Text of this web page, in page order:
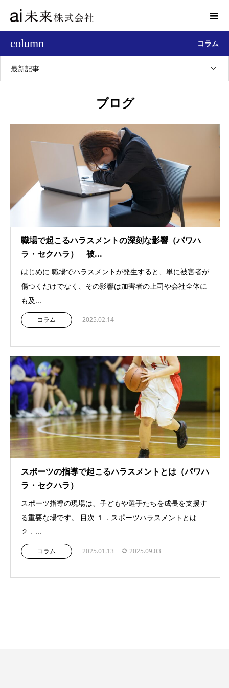
column コラム
最新記事
ブログ
職場で起こるハラスメントの深刻な影響（パワハ
ラ・セクハラ） 被...
はじめに 職場でハラスメントが発生すると、単に被害者が
傷つくだけでなく、その影響は加害者の上司や会社全体に
も及...
コラム 2025.02.14
スポーツの指導で起こるハラスメントとは（パワハ
ラ・セクハラ）
スポーツ指導の現場は、子どもや選手たちを成長を支援す
る重要な場です。 目次 １．スポーツハラスメントとは
２．...
コラム 2025.01.13 2025.09.03